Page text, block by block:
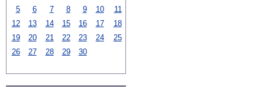
5
6 7 8 9 10
11
12
13 14 15 16 17
18
19
20 21 22 23 24
25
26
27 28 29 30